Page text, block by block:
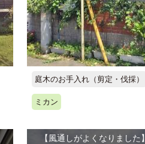
庭木のお手入れ（剪定・伐採）
ミカン
【風通しがよくなりました】